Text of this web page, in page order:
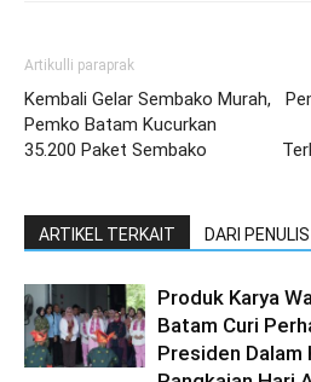
Artikulli paraprak
Kembali Gelar Sembako Murah,
Pemko Batam Kucurkan
35.200 Paket Sembako
ARTIKEL TERKAIT DARI PENULIS
Produk Karya
Batam Curi
Presiden Dalam